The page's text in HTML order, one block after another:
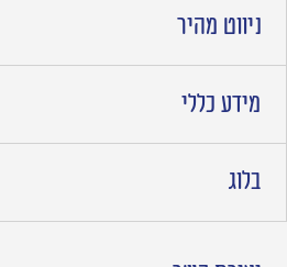
ניווט מהיר
מידע כללי
בלוג